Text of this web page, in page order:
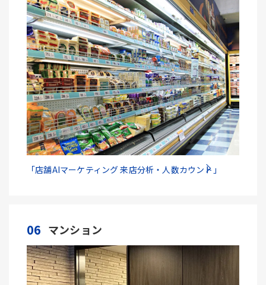
「店舗AIマーケティング 来店分析・人数カウント」
06 マンション